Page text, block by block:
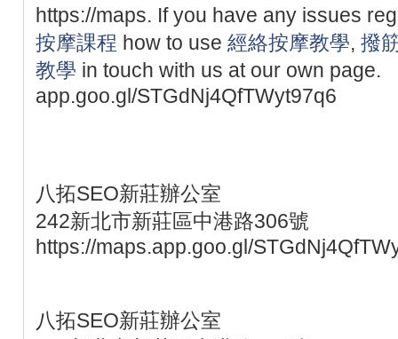
https://maps. If you have any issues
按摩課程 how to use 經絡按摩教學, 撥
教學 in touch with us at our own page.
app.goo.gl/STGdNj4QfTWyt97q6
八拓SEO新莊辦公室
242新北市新莊區中港路306號
https://maps.app.goo.gl/
八拓SEO新莊辦公室